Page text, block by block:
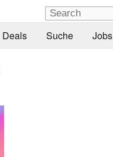
Deals Suche Jobs